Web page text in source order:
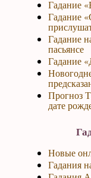
Гадание
Гадание
Гадание
пасьянсе
Гадание
Прогноз
дате
Новые
Гадания